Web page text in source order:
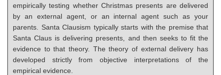
empirically testing whether Christmas presents are delivered
by an external agent, or an internal agent such as your
parents. Santa Clausism typically starts with the premise that
Santa Claus is delivering presents, and then seeks to fit the
evidence to that theory. The theory of external delivery has
developed strictly from objective interpretations of the
empirical evidence.